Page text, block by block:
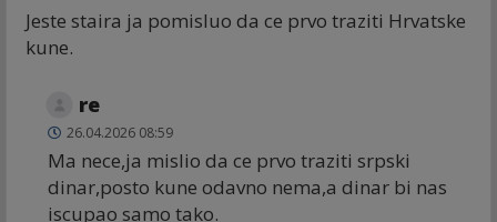
Jeste staira ja pomisluo da ce prvo traziti Hrvatske
kune.
re
26.04.2026 08:59
Ma nece,ja mislio da ce prvo traziti srpski
dinar,posto kune odavno nema,a dinar bi nas
iscupao samo tako.